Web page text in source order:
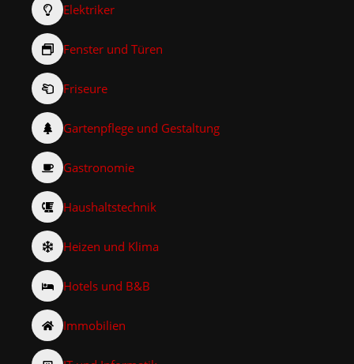
Elektriker
Fenster und Türen
Friseure
Gartenpflege und Gestaltung
Gastronomie
Haushaltstechnik
Heizen und Klima
Hotels und B&B
Immobilien